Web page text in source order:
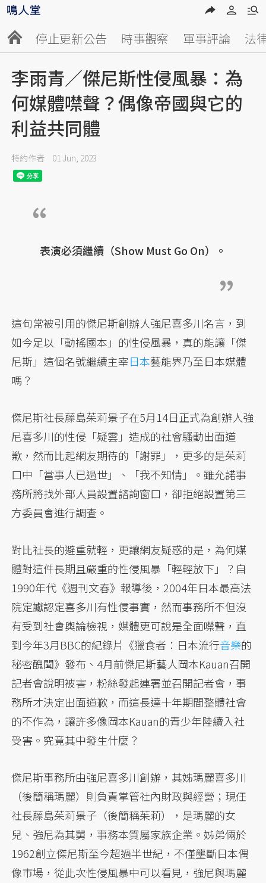
停止更新公告 時事觀察 軍事評論 法
李雨青／傑尼斯性侵風暴：為
何媒體噤聲？偶像帝國與它的
利益共同體
特約作者 01 Jun, 2023
表演必須繼續（Show Must Go On）。
這句常被引用的傑尼斯創辦人強尼喜多川名言，到
如今足以「動搖國本」的性侵風暴，真的能讓「傑
尼斯」這個名號繼續主宰日本藝能界乃至日本媒體
嗎？
傑尼斯社長藤島茱莉景子在5月14日正式為創辦人強
尼喜多川的性侵「疑雲」造成的社會騷動出面道
歉，然而比起網友期待的「謝罪」，更多的是茱莉
口中「當事人已過世」、「我不知情」。雖允諾事
務所將找外部人員設置諮詢窗口，卻拒絕設置第三
方委員會進行調查。
對比社長的避重就輕，更讓網友疑惑的是，為何媒
體對這件長期且嚴重的性侵風暴「輕輕放下」？自
1990年代《週刊文春》報導後，2004年日本最高法
院定讞認定喜多川有性侵事實，然而事務所不但沒
有受到社會輿論檢視，媒體更可說是全面噤聲，直
到今年3月BBC的紀錄片《獵食者：日本流行音樂的
秘密醜聞》發布、4月前傑尼斯藝人岡本Kauan召開
記者會說明被害，粉絲發起連署並召開記者會，事
務所才決定出面道歉，而這長達十年期間整體社會
的不作為，讓許多像岡本Kauan的青少年陸續入社
受害。究竟其中發生什麼？
傑尼斯事務所由強尼​​​​喜多川創辦，其姊瑪麗喜多川
（後簡稱瑪麗）則負責掌管社內財政與經營；現任
社長藤島茱莉景子（後簡稱茱莉），是瑪麗的女
兒、強尼為其舅，事務本質屬家族企業。姊弟倆於
1962創立傑尼斯至今超過半世紀，不僅壟斷日本偶
像市場，從此次性侵風暴中可以看見，強尼與瑪麗